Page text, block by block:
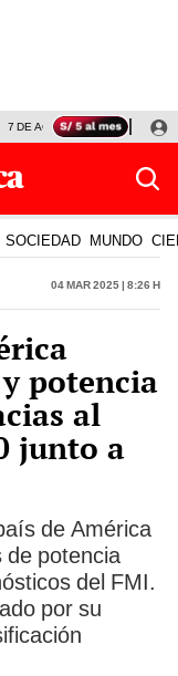
7 DE AGOSTO OLLANTA
SOCIEDAD MUNDO
04 Mar 2025 | 8:26 h
potencia
al
junto a
de América
de potencia
del FMI.
por su